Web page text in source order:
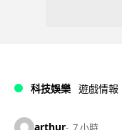
科技娛樂 遊戲情報
arthur 7 小時